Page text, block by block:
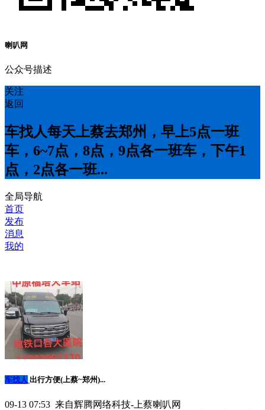
喇叭网
公众号描述
关注
返回
车找人每天上蔡去郑州，早上5点一班
车，6~7点，8点，9点各一班车，下午1
点，2点各一班...
全局导航
首页
发布
消息
我的
车找人 出行方便(上蔡~郑州)...
09-13 07:53 来自辉腾网络科技-上蔡喇叭网